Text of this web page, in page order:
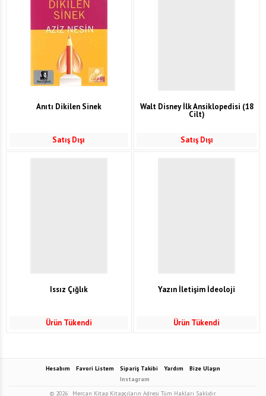
Anıtı Dikilen Sinek
Satış Dışı
Walt Disney İlk Ansiklopedisi (18
Cilt)
Satış Dışı
Issız Çığlık
Ürün Tükendi
Yazın İletişim İdeoloji
Ürün Tükendi
Hesabım Favori Listem Sipariş Takibi Yardım
Bize Ulaşın
Instagram
© 2026
Mercan Kitap Kitapçıların Adresi Tüm Hakları Saklıdır